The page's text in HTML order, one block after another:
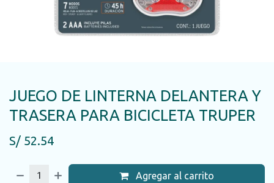
JUEGO DE LINTERNA DELANTERA Y
TRASERA PARA BICICLETA TRUPER
S/ 52.54
Agregar al carrito